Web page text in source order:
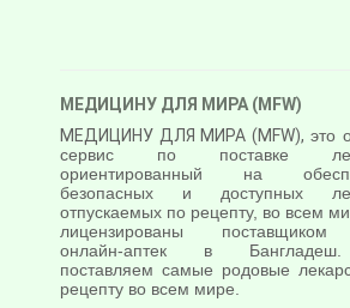
МЕДИЦИНУ ДЛЯ МИРА (MFW)
МЕДИЦИНУ ДЛЯ МИРА (MFW), это
сервис по поставке
ориентированный на
безопасных и доступных
отпускаемых по рецепту, во всем
лицензированы поставщиком
онлайн-аптек в
поставляем самые родовые
рецепту во всем мире.